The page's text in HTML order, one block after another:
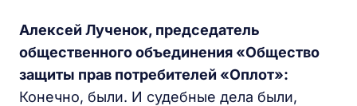
Алексей Лученок, председатель
общественного объединения «Общество
защиты прав потребителей «Оплот»:
Конечно, были. И судебные дела были,